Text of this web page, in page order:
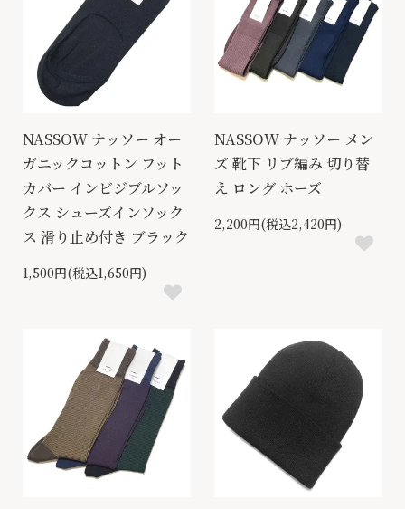
NASSOW ナッソー オー
ガニックコットン フット
カバー インビジブルソッ
クス シューズインソック
ス 滑り止め付き ブラック
1,500円(税込1,650円)
NASSOW ナッソー メン
ズ 靴下 リブ編み 切り替
え ロング ホーズ
2,200円(税込2,420円)